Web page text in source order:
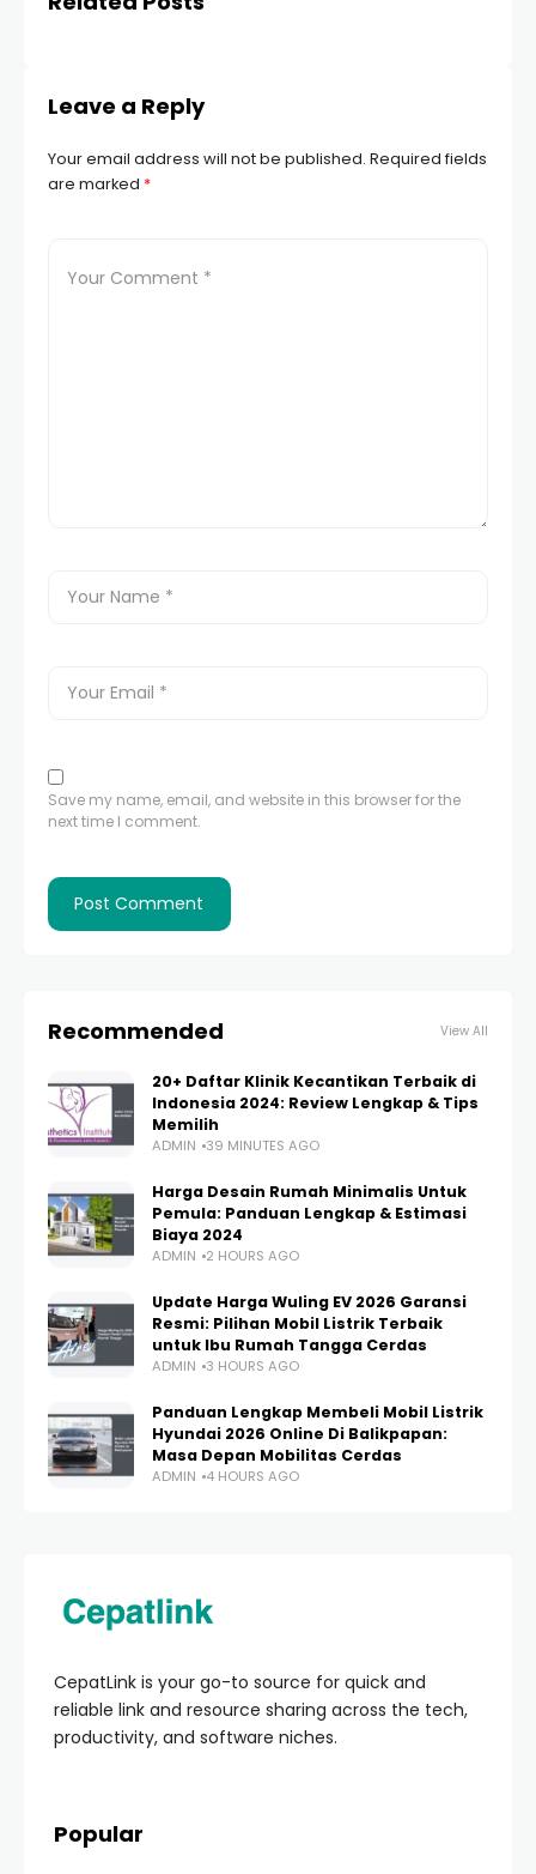
Leave a Reply
Your email address will not be published. Required fields
are marked *
Save my name, email, and website in this browser for the
next time I comment.
Recommended View All
20+ Daftar Klinik Kecantikan Terbaik di
Indonesia 2024: Review Lengkap & Tips
Memilih
ADMIN 39 MINUTES AGO
Harga Desain Rumah Minimalis Untuk
Pemula: Panduan Lengkap & Estimasi
Biaya 2024
ADMIN 2 HOURS AGO
Update Harga Wuling EV 2026 Garansi
Resmi: Pilihan Mobil Listrik Terbaik
untuk Ibu Rumah Tangga Cerdas
ADMIN 3 HOURS AGO
Panduan Lengkap Membeli Mobil Listrik
Hyundai 2026 Online Di Balikpapan:
Masa Depan Mobilitas Cerdas
ADMIN 4 HOURS AGO
CepatLink is your go-to source for quick and
reliable link and resource sharing across the tech,
productivity, and software niches.
Popular